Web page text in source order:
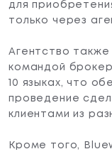
для
только через
Агентство также
командой
10 языках, что
проведение
клиентами из
Кроме того,